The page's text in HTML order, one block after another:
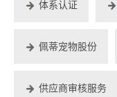
体系认证
佩蒂宠物股份
供应商审核服务